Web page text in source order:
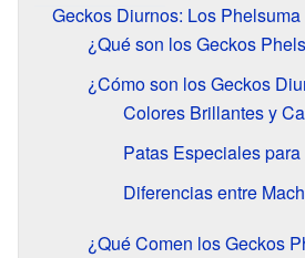
Geckos Diurnos: Los Phelsuma
¿Qué son los Geckos
¿Cómo son los Geckos
Colores Brillantes y
Patas Especiales
Diferencias entre
¿Qué Comen los Geckos